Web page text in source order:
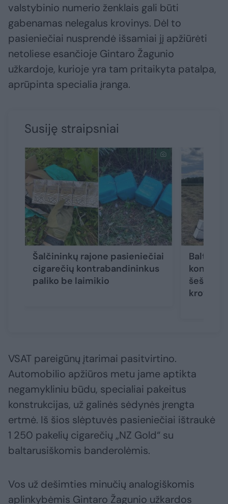
valstybinio numerio ženklais gali būti
gabenamas nelegalus krovinys. Dėl to
pasieniečiai nusprendė išsamiai jį apžiūrėti
netoliese esančioje Gintaro Žagunio
užkardoje, kurioje yra tam pritaikyta patalpa,
aprūpinta specialia įranga.
Susiję straipsniai
Šalčininkų rajone pasieniečiai
cigarečių kontrabandininkus
paliko be laimikio
šešių
kroviniu
VSAT pareigūnų įtarimai pasitvirtino.
Automobilio apžiūros metu jame aptikta
negamykliniu būdu, specialiai pakeitus
konstrukcijas, už galinės sėdynės įrengta
ertmė. Iš šios slėptuvės pasieniečiai ištraukė
1 250 pakelių cigarečių „NZ Gold“ su
baltarusiškomis banderolėmis.
Vos už dešimties minučių analogiškomis
aplinkybėmis Gintaro Žagunio užkardos